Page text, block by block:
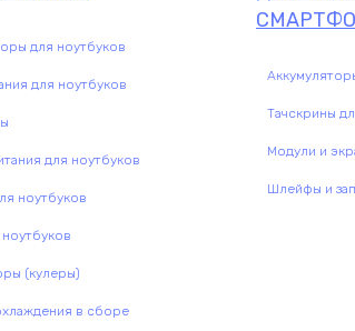
для ноутбуков
для ноутбуков
для ноутбуков
ноутбуков
(кулеры)
в сборе
Тачскрины
Модули и
Шлейфы и